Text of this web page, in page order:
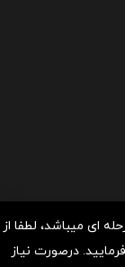
ای میباشد، لطفا از
درصورت نیاز